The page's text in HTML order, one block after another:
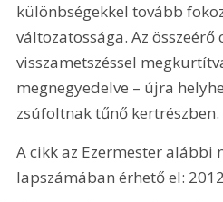
különbségekkel tovább
változatossága. Az összeérő
visszametszéssel
megnegyedelve – újra
zsúfoltnak tűnő kertrészben.
A cikk az Ezermester alábbi
lapszámában érhető el: